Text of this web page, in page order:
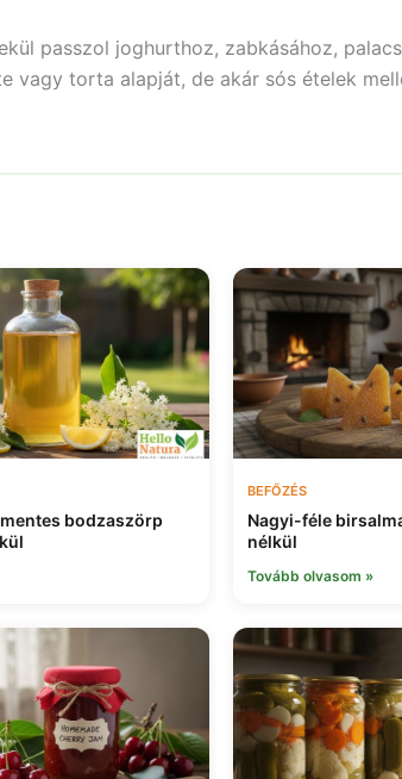
passzol joghurthoz, zabkásához,
vagy torta alapját, de akár sós ételek
bodzaszörp
BEFŐZÉS
Nagyi-féle
nélkül
Tovább olvasom »